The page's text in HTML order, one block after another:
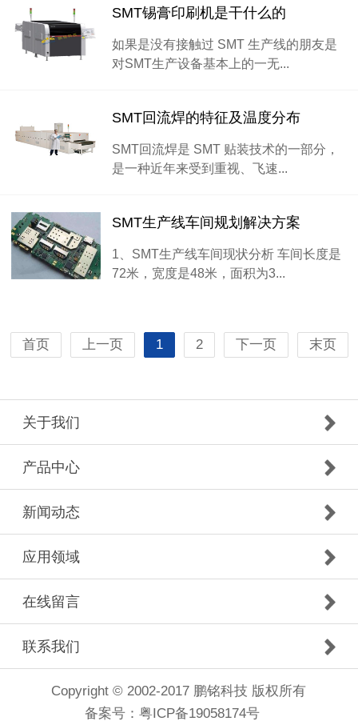
SMT锡膏印刷机是干什么的
如果是没有接触过 SMT 生产线的朋友是
对SMT生产设备基本上的一无...
SMT回流焊的特征及温度分布
SMT回流焊是 SMT 贴装技术的一部分，
是一种近年来受到重视、飞速...
SMT生产线车间规划解决方案
1、SMT生产线车间现状分析 车间长度是
72米，宽度是48米，面积为3...
首页 上一页 1 2 下一页 末页
关于我们
产品中心
新闻动态
应用领域
在线留言
联系我们
Copyright © 2002-2017 鹏铭科技 版权所有
备案号： 粤ICP备19058174号